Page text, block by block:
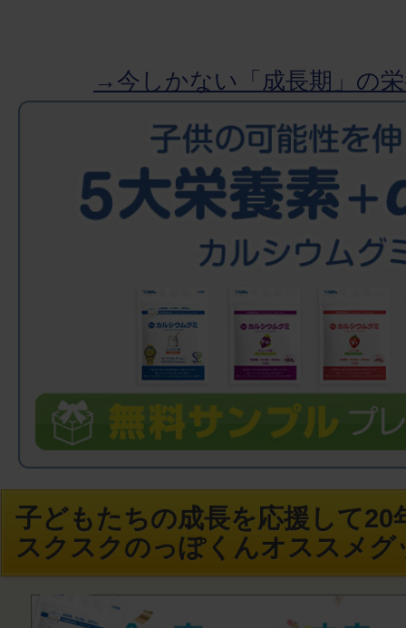
→今しかない「成長期」の
子どもたちの成長を応援して20
スクスクのっぽくんオススメグ